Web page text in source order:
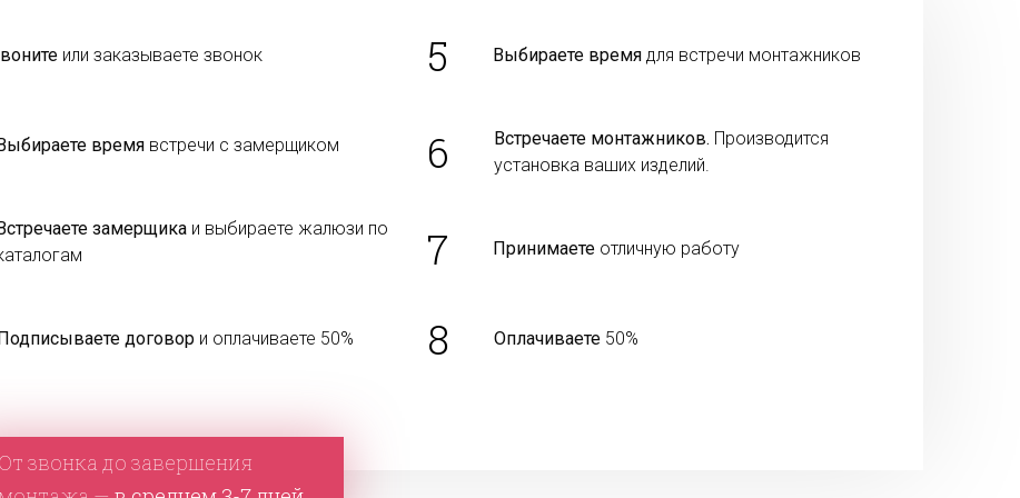
или заказываете звонок
время встречи с замерщиком
замерщика и выбираете жалюзи по
договор и оплачиваете 50%
5 Выбираете времядля встречи монтажников
6 Встречаете монтажников. Производится
установка ваших изделий.
7 Принимаетеотличную работу
8 Оплачиваете50%
От звонка до завершения